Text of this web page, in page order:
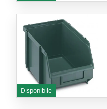
Disponibile